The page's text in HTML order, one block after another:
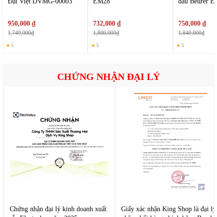
950,000 ₫
1,749,000₫
★ 5
732,000 ₫
1,800,000₫
★ 5
750,000 ₫
1,840,000₫
★ 5
CHỨNG NHẬN ĐẠI LÝ
Chứng nhận đại lý kinh doanh xuất
Giấy xác nhận King Shop là đại lý